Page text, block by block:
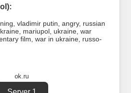
vladimir putin angry, russian
, mariupol, ukraine, war
film war in ukraine, russo-
ok.ru